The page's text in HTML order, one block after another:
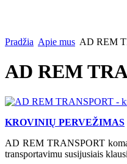
Pradžia Apie mus AD REM
AD REM
KROVINIŲ PERVEŽIMAS
AD REM TRANSPORT
transportavimu susijusiais